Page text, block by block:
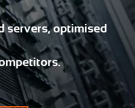
servers, optimised